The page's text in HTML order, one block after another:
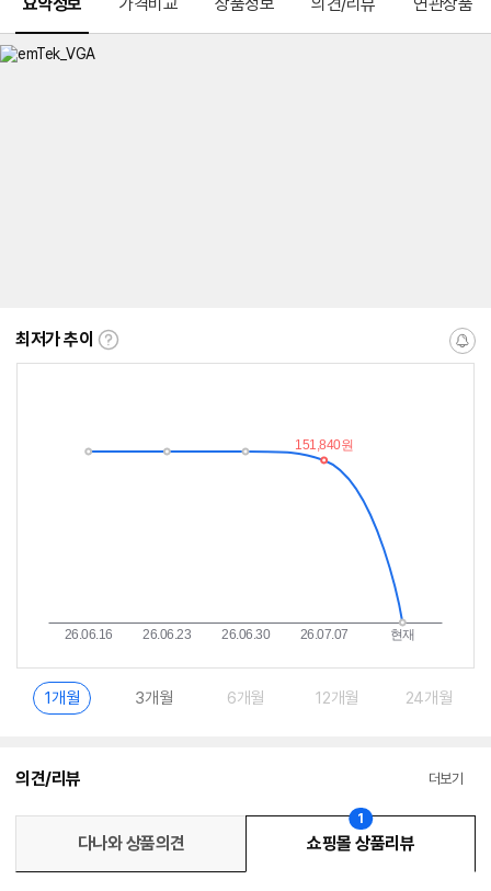
최저가 추이
최
란?
알
1개월 3개월 6개월 12개월 24개월
의견/리뷰 더보기
다나와 상품의견 쇼핑몰 상품리뷰
1